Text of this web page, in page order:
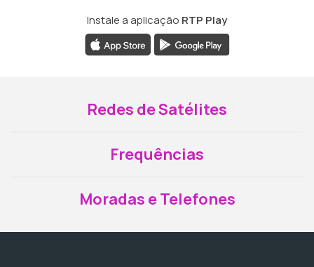
Instale a aplicação RTP Play
Redes de Satélites
Frequências
Moradas e Telefones